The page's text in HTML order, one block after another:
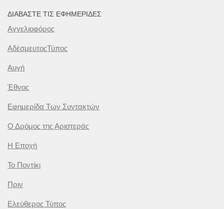
ΔΙΑΒΆΣΤΕ ΤΙΣ ΕΦΗΜΕΡΊΔΕΣ
Αγγελιοφόρος
ΑδέσμευτοςΤύπος
Αυγή
Έθνος
Εφημερίδα Των Συντακτών
Ο Δρόμος της Αριστεράς
Η Εποχή
Το Ποντίκι
Πριν
Ελεύθερος Τύπος